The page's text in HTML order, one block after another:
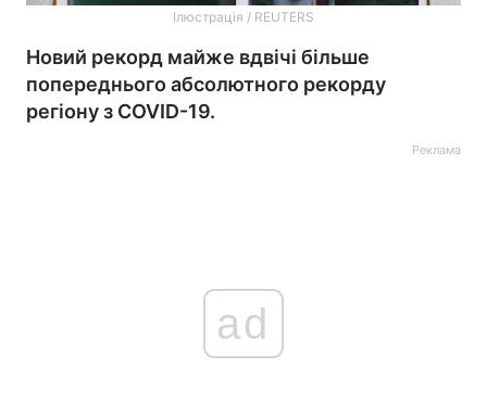
Ілюстрація / REUTERS
Новий рекорд майже вдвічі більше
попереднього абсолютного рекорду
регіону з COVID-19.
Реклама
ad